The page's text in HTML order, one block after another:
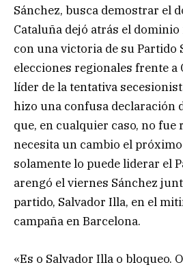
Sánchez, busca demostrar el
Cataluña dejó atrás el
con una victoria de su Partido
elecciones regionales frente a
líder de la tentativa
hizo una confusa declaración
que, en cualquier caso, no fue
necesita un cambio el próximo
solamente lo puede liderar el
arengó el viernes Sánchez
partido, Salvador Illa, en el
campaña en Barcelona.
«Es o Salvador Illa o bloqueo.